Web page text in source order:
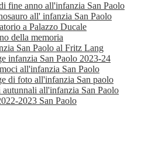
fine anno all'infanzia San Paolo
all' infanzia San Paolo
a Palazzo Ducale
della memoria
San Paolo al Fritz Lang
infanzia San Paolo 2023-24
all'infanzia San Paolo
di foto all'infanzia San paolo
all'infanzia San Paolo
2023 San Paolo